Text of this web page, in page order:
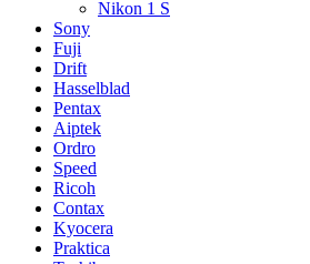
Nikon 1 S
Sony
Fuji
Drift
Hasselblad
Pentax
Aiptek
Ordro
Speed
Ricoh
Contax
Kyocera
Praktica